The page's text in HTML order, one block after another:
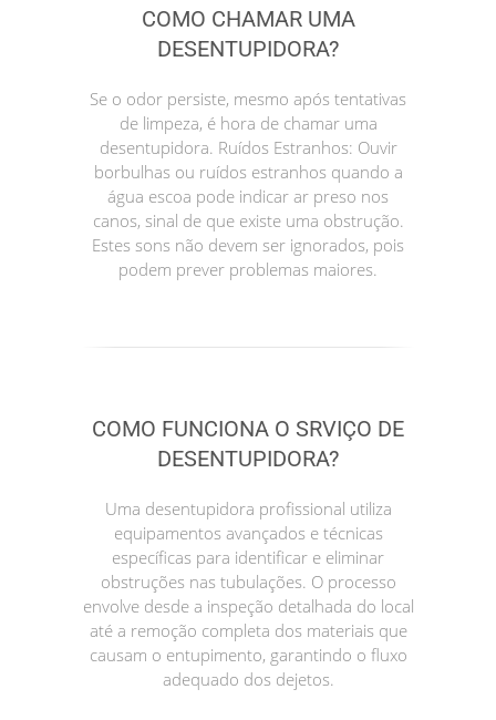
COMO CHAMAR UMA
DESENTUPIDORA?
Se o odor persiste, mesmo após tentativas
de limpeza, é hora de chamar uma
desentupidora. Ruídos Estranhos: Ouvir
borbulhas ou ruídos estranhos quando a
água escoa pode indicar ar preso nos
canos, sinal de que existe uma obstrução.
Estes sons não devem ser ignorados, pois
podem prever problemas maiores.
COMO FUNCIONA O SRVIÇO DE
DESENTUPIDORA?
Uma desentupidora profissional utiliza
equipamentos avançados e técnicas
específicas para identificar e eliminar
obstruções nas tubulações. O processo
envolve desde a inspeção detalhada do local
até a remoção completa dos materiais que
causam o entupimento, garantindo o fluxo
adequado dos dejetos.